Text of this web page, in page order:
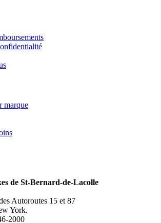
marque
de St-Bernard-de-Lacolle
Autoroutes 15 et 87
York.
2000